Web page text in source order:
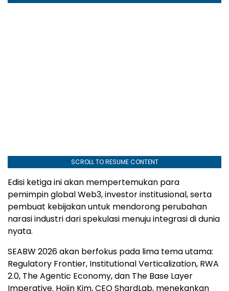
SCROLL TO RESUME CONTENT
Edisi ketiga ini akan mempertemukan para
pemimpin global Web3, investor institusional, serta
pembuat kebijakan untuk mendorong perubahan
narasi industri dari spekulasi menuju integrasi di dunia
nyata.
SEABW 2026 akan berfokus pada lima tema utama:
Regulatory Frontier, Institutional Verticalization, RWA
2.0, The Agentic Economy, dan The Base Layer
Imperative. Hojin Kim, CEO ShardLab, menekankan